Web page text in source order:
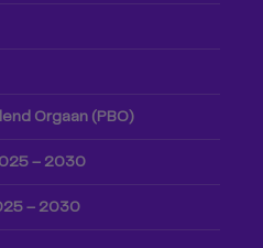
Orgaan (PBO)
– 2030
– 2030